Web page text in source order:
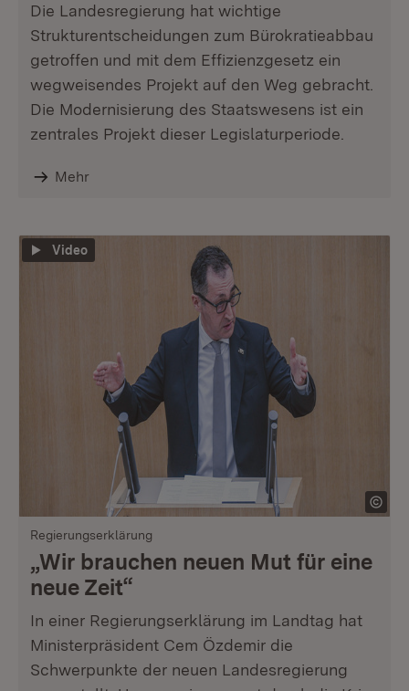
Die Landesregierung hat wichtige
Strukturentscheidungen zum Bürokratieabbau
getroffen und mit dem Effizienzgesetz ein
wegweisendes Projekt auf den Weg gebracht.
Die Modernisierung des Staatswesens ist ein
zentrales Projekt dieser Legislaturperiode.
Mehr
Video
Regierungserklärung
„Wir brauchen neuen Mut für eine
neue Zeit“
In einer Regierungserklärung im Landtag hat
Ministerpräsident Cem Özdemir die
Schwerpunkte der neuen Landesregierung